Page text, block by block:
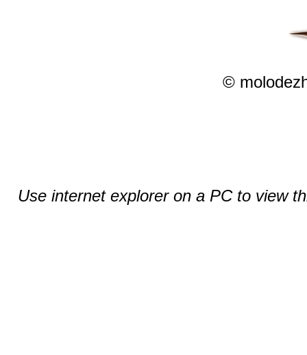
©
Use internet explorer on a PC to view